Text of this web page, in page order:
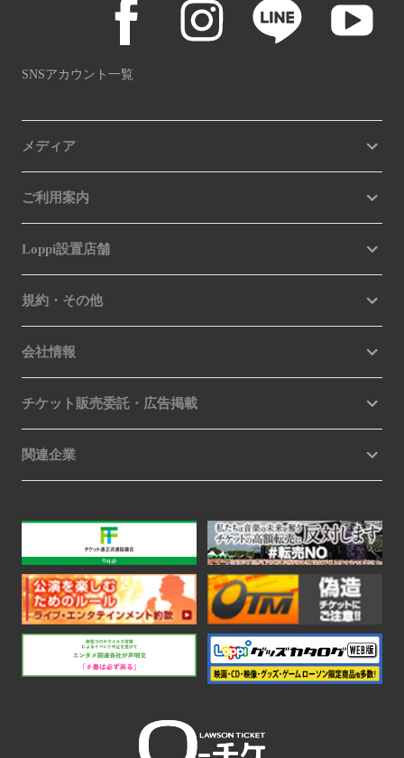
SNSアカウント一覧
メディア
ご利用案内
Loppi設置店舗
規約・その他
会社情報
チケット販売委託・広告掲載
関連企業